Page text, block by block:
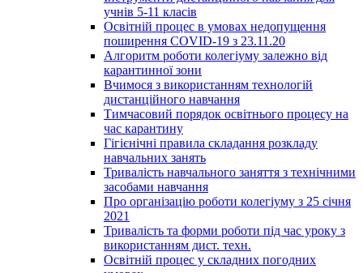
учнів 5-11 класів
Освітній процес в умовах недопущення
поширення COVID-19 з 23.11.20
Алгоритм роботи колегіуму залежно від
карантинної зони
Вчимося з використанням технологій
дистанційного навчання
Тимчасовий порядок освітнього процесу на
час карантину
Гігієнічні правила складання розкладу
навчальних занять
Тривалість навчального заняття з технічними
засобами навчання
Про організацію роботи колегіуму з 25 січня
2021
Тривалість та форми роботи під час уроку з
використанням дист. техн.
Освітній процес у складних погодних